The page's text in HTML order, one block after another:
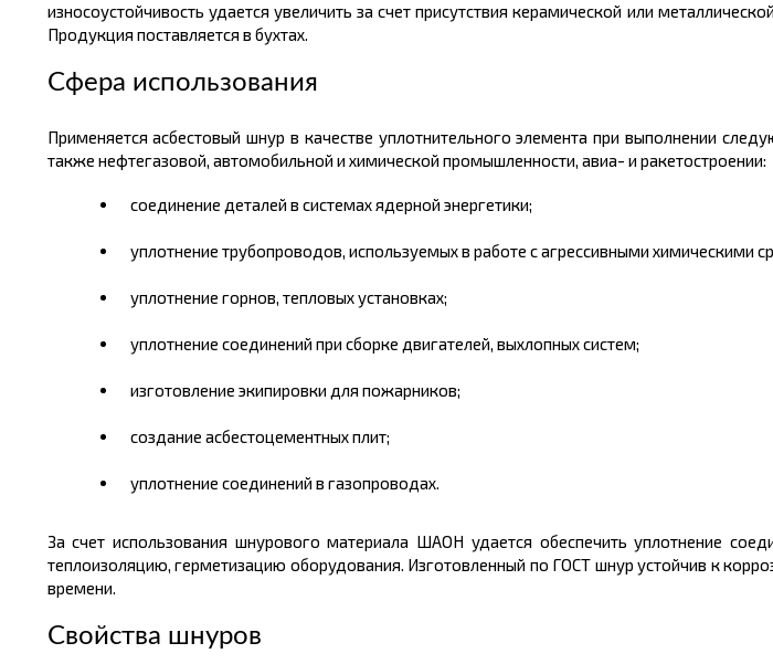
износоустойчивость удается увеличить за счет присутствия керамической или
Продукция поставляется в бухтах.
Сфера использования
Применяется асбестовый шнур в качестве уплотнительного элемента при выполнении
также нефтегазовой, автомобильной и химической промышленности, авиа- и ракетостроении:
соединение деталей в системах ядерной энергетики;
уплотнение трубопроводов, используемых в работе с агрессивными химическими
уплотнение горнов, тепловых установках;
уплотнение соединений при сборке двигателей, выхлопных систем;
изготовление экипировки для пожарников;
создание асбестоцементных плит;
уплотнение соединений в газопроводах.
За счет использования шнурового материала ШАОН удается обеспечить уплотнение
теплоизоляцию, герметизацию оборудования. Изготовленный по ГОСТ шнур устойчив к
времени.
Свойства шнуров